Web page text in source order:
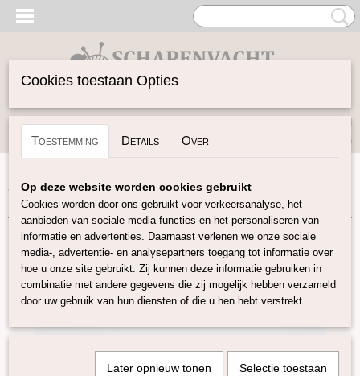
Inloggen Registreren
(0)
Home>Vilten>Plantaardige vezels>Tencel in lont
Tencel in lont taupe
Cookies toestaan Opties
Toestemming Details Over
Op deze website worden cookies gebruikt
Cookies worden door ons gebruikt voor verkeersanalyse, het
aanbieden van sociale media-functies en het personaliseren van
informatie en advertenties. Daarnaast verlenen we onze sociale
media-, advertentie- en analysepartners toegang tot informatie over
hoe u onze site gebruikt. Zij kunnen deze informatie gebruiken in
combinatie met andere gegevens die zij mogelijk hebben verzameld
door uw gebruik van hun diensten of die u hen hebt verstrekt.
Later opnieuw tonen Selectie toestaan